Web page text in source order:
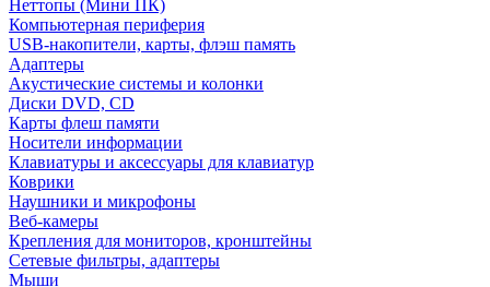
Неттопы (Мини ПК)
Компьютерная периферия
USB-накопители, карты, флэш память
Адаптеры
Акустические системы и колонки
Диски DVD, CD
Карты флеш памяти
Носители информации
Клавиатуры и аксессуары для клавиатур
Коврики
Наушники и микрофоны
Веб-камеры
Крепления для мониторов, кронштейны
Сетевые фильтры, адаптеры
Мыши